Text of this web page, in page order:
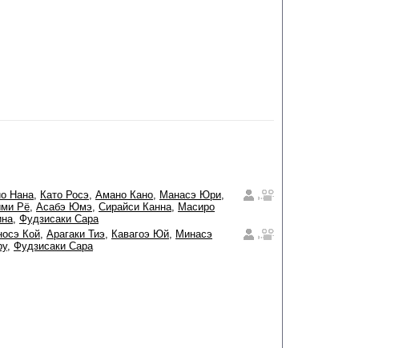
Нана, Като Росэ, Амано Кано, Манасэ Юри,
Рё, Асабэ Юмэ, Сирайси Канна, Масиро
, Фудзисаки Сара
Кой, Арагаки Тиэ, Кавагоэ Юй, Минасэ
, Фудзисаки Сара